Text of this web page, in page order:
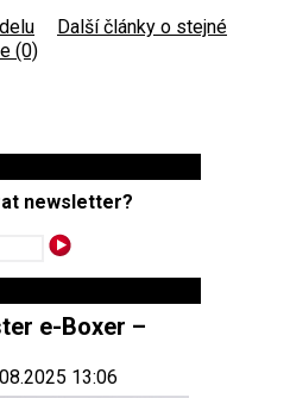
Další články o stejné
(0)
newsletter?
e-Boxer –
13:06